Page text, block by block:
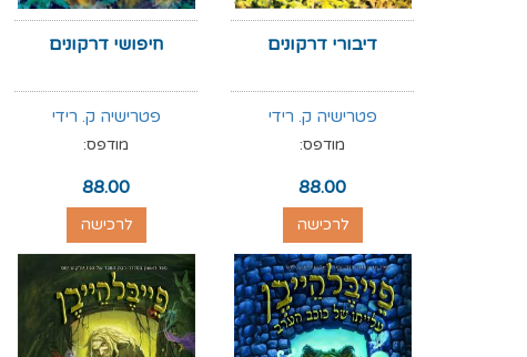
דיבורי דרקונים
פטרישיה ק. רידי
מודפס:
88.00
לרכישה
חיפושי דרקונים
פטרישיה ק. רידי
מודפס:
88.00
לרכישה